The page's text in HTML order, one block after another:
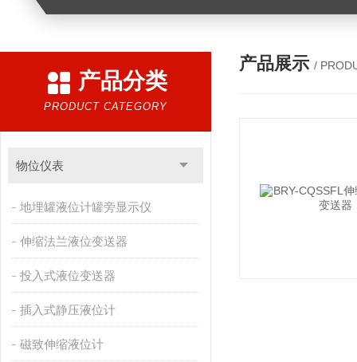
产品分类
PRODUCT CATEGORY
物位仪表
地埋罐液位计罐旁显示仪
伸缩法兰液位变送器
投入式液位变送器
插入式静压液位计
磁致伸缩液位计
产品展示 /